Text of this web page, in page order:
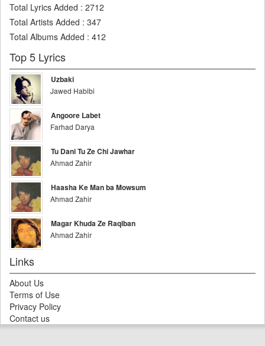
Total Lyrics Added : 2712
Total Artists Added : 347
Total Albums Added : 412
Top 5 Lyrics
Uzbaki
Jawed Habibi
Angoore Labet
Farhad Darya
Tu Dani Tu Ze Chi Jawhar
Ahmad Zahir
Haasha Ke Man ba Mowsum
Ahmad Zahir
Magar Khuda Ze Raqiban
Ahmad Zahir
Links
About Us
Terms of Use
Privacy Policy
Contact us